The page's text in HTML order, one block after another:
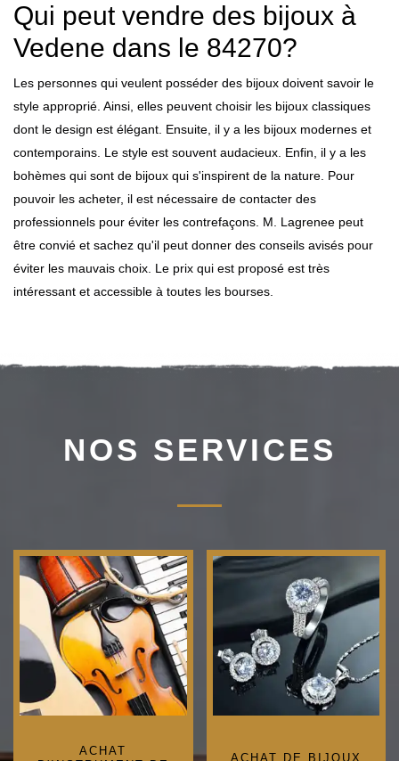
Qui peut vendre des bijoux à
Vedene dans le 84270?
Les personnes qui veulent posséder des bijoux doivent savoir le
style approprié. Ainsi, elles peuvent choisir les bijoux classiques
dont le design est élégant. Ensuite, il y a les bijoux modernes et
contemporains. Le style est souvent audacieux. Enfin, il y a les
bohèmes qui sont de bijoux qui s'inspirent de la nature. Pour
pouvoir les acheter, il est nécessaire de contacter des
professionnels pour éviter les contrefaçons. M. Lagrenee peut
être convié et sachez qu'il peut donner des conseils avisés pour
éviter les mauvais choix. Le prix qui est proposé est très
intéressant et accessible à toutes les bourses.
NOS SERVICES
ACHAT
ACHAT DE BIJOUX